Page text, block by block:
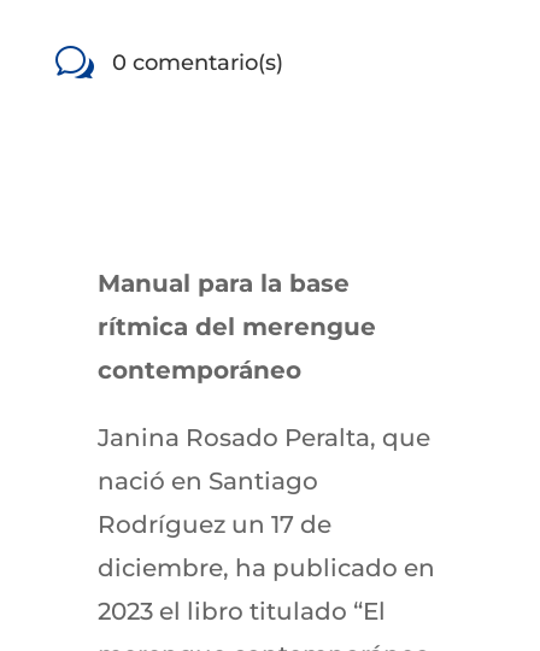
w 0 comentario(s)
Manual para la base
rítmica del merengue
contemporáneo
Janina Rosado Peralta, que
nació en Santiago
Rodríguez un 17 de
diciembre, ha publicado en
2023 el libro titulado “El